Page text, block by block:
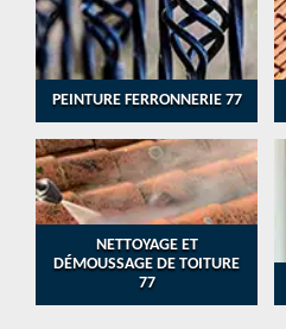
PEINTURE FERRONNERIE 77
NETTOYAGE ET
DÉMOUSSAGE DE TOITURE
77